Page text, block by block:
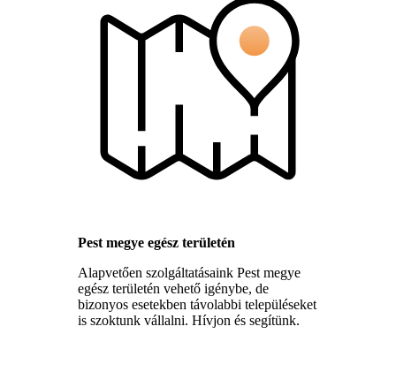
Pest megye egész területén
Alapvetően szolgáltatásaink Pest megye
egész területén vehető igénybe, de
bizonyos esetekben távolabbi településeket
is szoktunk vállalni. Hívjon és segítünk.